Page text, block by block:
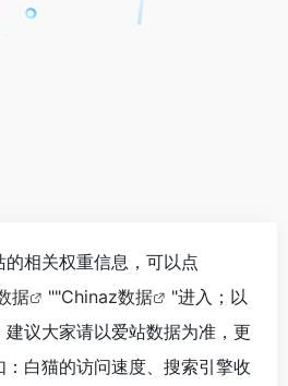
相关权重信息，可以点
据 ""Chinaz数据
"进入；以
议大家请以爱站数据为准，更
白猫的访问速度、搜索引擎收